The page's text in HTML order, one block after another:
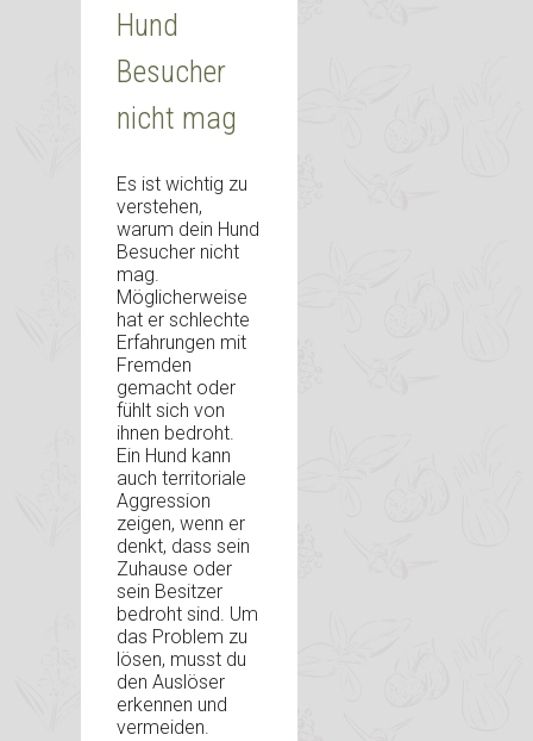
Hund
Besucher
nicht mag
Es ist wichtig zu
verstehen,
warum dein Hund
Besucher nicht
mag.
Möglicherweise
hat er schlechte
Erfahrungen mit
Fremden
gemacht oder
fühlt sich von
ihnen bedroht.
Ein Hund kann
auch territoriale
Aggression
zeigen, wenn er
denkt, dass sein
Zuhause oder
sein Besitzer
bedroht sind. Um
das Problem zu
lösen, musst du
den Auslöser
erkennen und
vermeiden.